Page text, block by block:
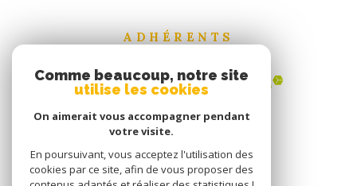
ADHÉRENTS
Comme beaucoup, notre site
utilise les cookies
On aimerait vous accompagner pendant
votre visite.
En poursuivant, vous acceptez l'utilisation des
cookies par ce site, afin de vous proposer des